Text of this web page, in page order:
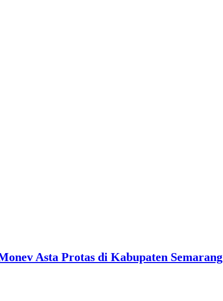
Asta Protas di Kabupaten Semarang